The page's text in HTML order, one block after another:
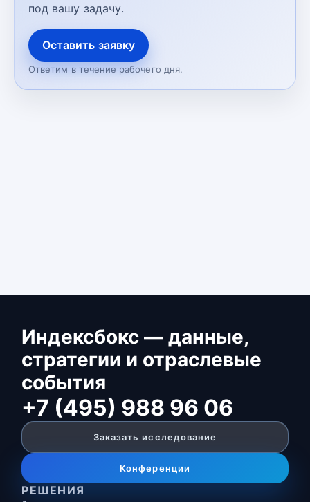
под вашу задачу.
Оставить заявку
Ответим в течение рабочего дня.
Индексбокс — данные,
стратегии и отраслевые
события
+7 (495) 988 96 06
Заказать исследование
Конференции
РЕШЕНИЯ